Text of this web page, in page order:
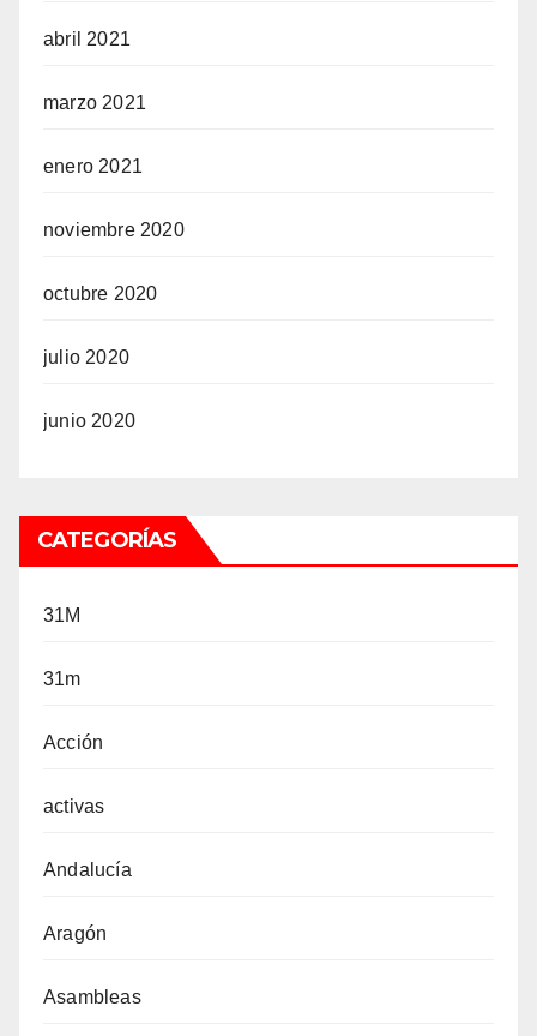
abril 2021
marzo 2021
enero 2021
noviembre 2020
octubre 2020
julio 2020
junio 2020
CATEGORÍAS
31M
31m
Acción
activas
Andalucía
Aragón
Asambleas